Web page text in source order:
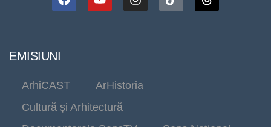
EMISIUNI
ArhiCAST
ArHistoria
Cultură și Arhitectură